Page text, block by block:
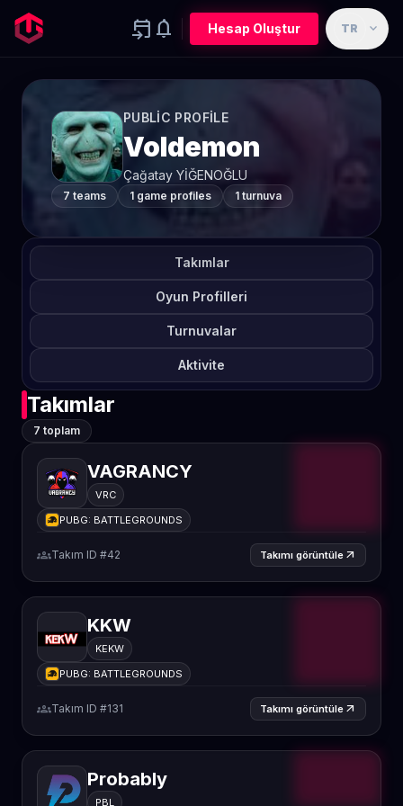
event_upcoming notifications Hesap Oluştur TR expand_more
PUBLIC PROFILE
Voldemon
Çağatay YİĞENOĞLU
7 teams 1 game profiles 1 turnuva
Takımlar
Oyun Profilleri
Turnuvalar
Aktivite
Takımlar
7 toplam
VAGRANCY
VRC
PUBG: BATTLEGROUNDS
groupsTakım ID #42 Takımı görüntüle arrow_outward
KKW
KEKW
PUBG: BATTLEGROUNDS
groupsTakım ID #131 Takımı görüntüle arrow_outward
Probably
PBL